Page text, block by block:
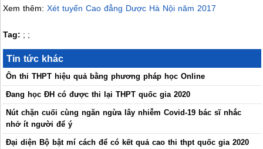
Xem thêm:Xét tuyển Cao đẳng Dược Hà Nội năm 2017
Tag: ; ;
Tin tức khác
Ôn thi THPT hiệu quả bằng phương pháp học Online
Đang học ĐH có được thi lại THPT quốc gia 2020
Nút chặn cuối cùng ngăn ngừa lây nhiễm Covid-19 bác sĩ nhắc
nhở ít người để ý
Đại diện Bộ bật mí cách để có kết quả cao thi thpt quốc gia 2020